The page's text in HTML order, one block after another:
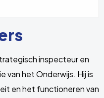
inspecteur en
van het Onderwijs. Hij is
en het functioneren van